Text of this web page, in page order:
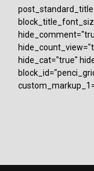
hide_cat="true"